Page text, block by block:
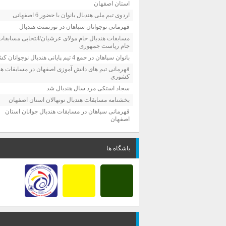
استان اصفهان
اردوی تیم ملی هندبال بانوان با حضور 6 اصفهانی
قهرمانی نوجوانان سپاهان در تورنمنت هندبال
مسابقات هندبال جام مولای عرشیان/انتخابی
جام ریاست جمهوری
بانوان سپاهان در جمع 4 تیم پایانی هندبال نوجوانان کشور
قهرمانی تیم های دانش آموزی اصفهان در مسابقات
کشوری
سجاد استکی مرد سال هندبال شد
بخشنامه مسابقات هندبال نونهالان استان اصفهان
قهرمانی سپاهان در مسابقات هندبال جوانان استان
اصفهان
باشگاه ها